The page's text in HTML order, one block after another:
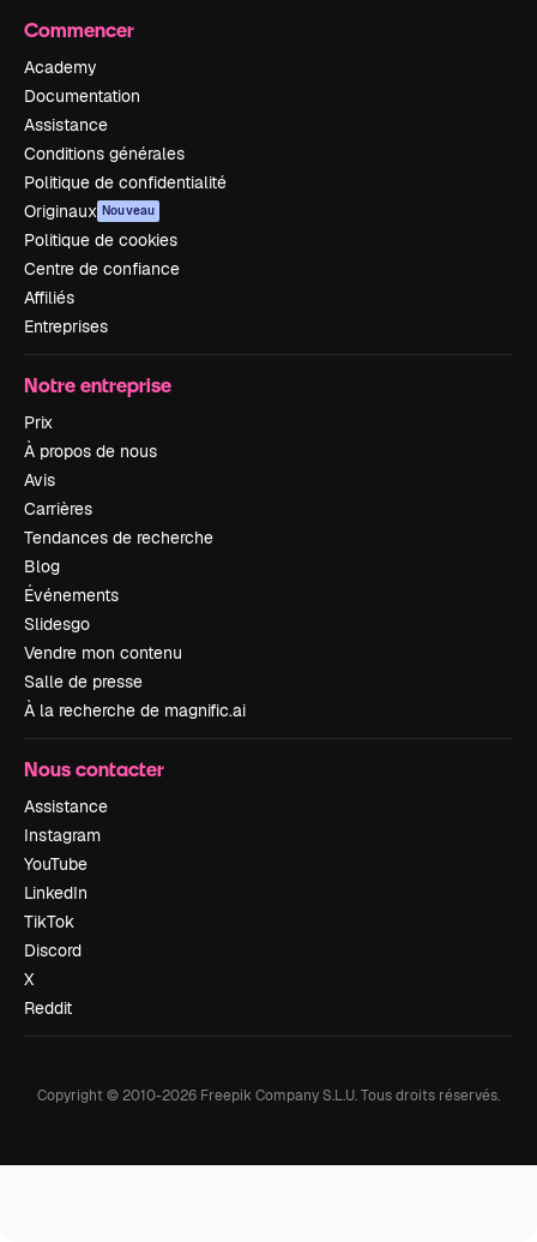
Commencer
Academy
Documentation
Assistance
Conditions générales
Politique de confidentialité
Originaux Nouveau
Politique de cookies
Centre de confiance
Affiliés
Entreprises
Notre entreprise
Prix
À propos de nous
Avis
Carrières
Tendances de recherche
Blog
Événements
Slidesgo
Vendre mon contenu
Salle de presse
À la recherche de magnific.ai
Nous contacter
Assistance
Instagram
YouTube
LinkedIn
TikTok
Discord
X
Reddit
Copyright © 2010-2026 Freepik Company S.L.U.Tous droits réservés.